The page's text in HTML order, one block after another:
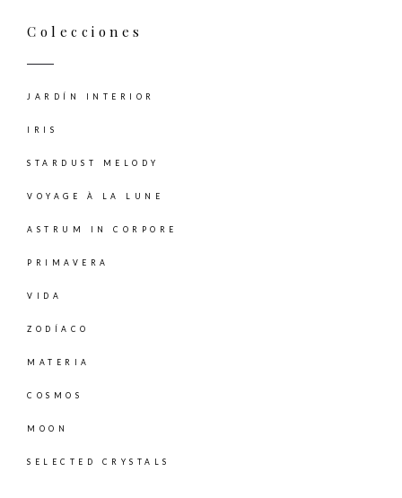
Colecciones
JARDÍN INTERIOR
IRIS
STARDUST MELODY
VOYAGE À LA LUNE
ASTRUM IN CORPORE
PRIMAVERA
VIDA
ZODÍACO
MATERIA
COSMOS
MOON
SELECTED CRYSTALS